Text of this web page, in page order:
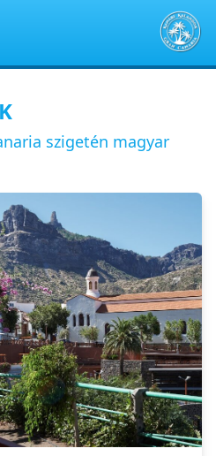
szigetén magyar